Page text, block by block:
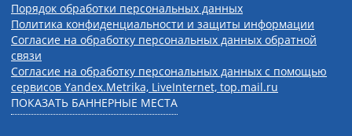
Порядок обработки персональных данных
Политика конфиденциальности и защиты информации
Согласие на обработку персональных данных обратной
связи
Согласие на обработку персональных данных с помощью
сервисов Yandex.Metrika, LiveInternet, top.mail.ru
ПОКАЗАТЬ БАННЕРНЫЕ МЕСТА